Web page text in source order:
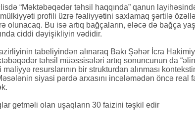
“Məktəbəqədər təhsil haqqında” qanun
profili üzrə fəaliyyətini saxlamaq şərtilə
olunacaq. Bu isə artıq bağçaların, eləcə də bağça
ciddi dəyişikliyin vədidir.
tabeliyindən alınaraq Bakı Şəhər İcra
təhsil müəssisələri artıq sonuncunun da
resurslarının bir strukturdan alınması
siyasi pərdə arxasını incələmədən öncə real
getməli olan uşaqların 30 faizini təşkil edir